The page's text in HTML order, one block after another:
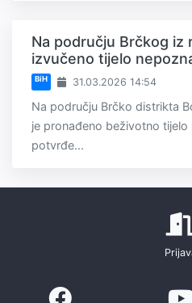
Na području Brčkog iz
izvučeno tijelo
BiH 31.03.2026 14:54
Na području Brčko distrikta
je pronađeno beživotno
potvrđe...